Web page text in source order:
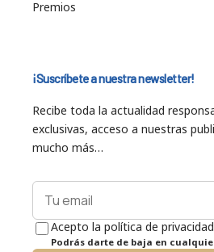
Premios
¡Suscríbete a nuestra newsletter!
Recibe toda la actualidad
exclusivas, acceso a nuestras
mucho más…
Acepto la política de
Podrás darte de baja en